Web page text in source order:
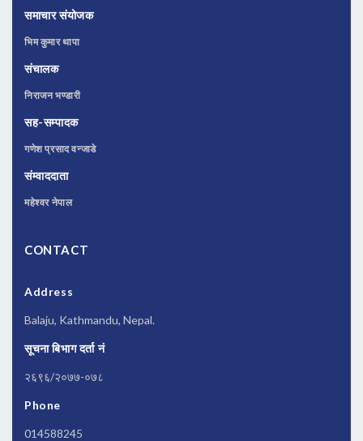
समाचार संयोजक
भिम कुमार थापा
संचालक
निराजन भण्डारी
सह-सम्पादक
गणेश प्रसाद वन्जाडे
संम्वाददाता
महेश्वर नेपाल
CONTACT
Address
Balaju, Kathmandu, Nepal.
सूचना बिभाग दर्ता नं
२६९६/२०७७-०७८
Phone
014588245